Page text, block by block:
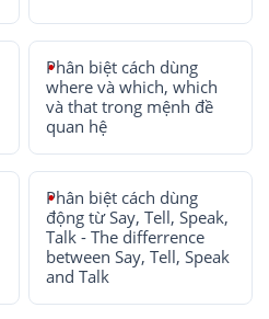
Phân biệt cách dùng
where và which, which
và that trong mệnh đề
quan hệ
Phân biệt cách dùng
động từ Say, Tell, Speak,
Talk - The differrence
between Say, Tell, Speak
and Talk